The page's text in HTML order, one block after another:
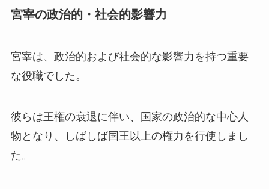
宮宰の政治的・社会的影響力
宮宰は、政治的および社会的な影響力を持つ重要
な役職でした。
彼らは王権の衰退に伴い、国家の政治的な中心人
物となり、しばしば国王以上の権力を行使しまし
た。